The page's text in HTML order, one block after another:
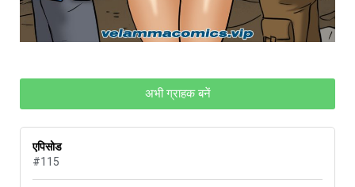
अभी ग्राहक बनें
एपिसोड
#115